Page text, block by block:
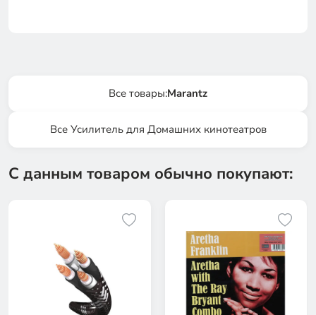
Все товары:Marantz
Все Усилитель для Домашних кинотеатров
С данным товаром обычно покупают: